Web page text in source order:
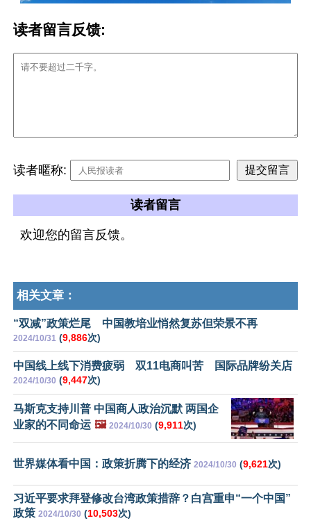
读者留言反馈:
读者暱称:
读者留言
欢迎您的留言反馈。
相关文章：
“双减”政策烂尾 中国教培业悄然复苏但荣景不再
2024/10/31 (9,886次)
中国线上线下消费疲弱 双11电商叫苦 国际品牌纷关店
2024/10/30 (9,447次)
马斯克支持川普 中国商人政治沉默 两国企
业家的不同命运 🖼️ 2024/10/30 (9,911次)
世界媒体看中国：政策折腾下的经济 2024/10/30 (9,621次)
习近平要求拜登修改台湾政策措辞？白宫重申“一个中国”
政策 2024/10/30 (10,503次)